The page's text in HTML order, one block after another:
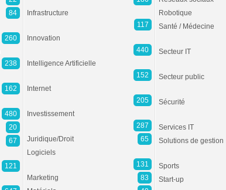
84
260
238
162
480
20
67
121
Infrastructure
117
Innovation
440
Intelligence Artificielle
152
Internet
205
Investissement
287
Juridique/Droit
65
Logiciels
131
Marketing
83
Robotique
Santé / Médecine
Secteur IT
Secteur public
Sécurité
Services IT
Solutions de gestion
Sports
Start-up